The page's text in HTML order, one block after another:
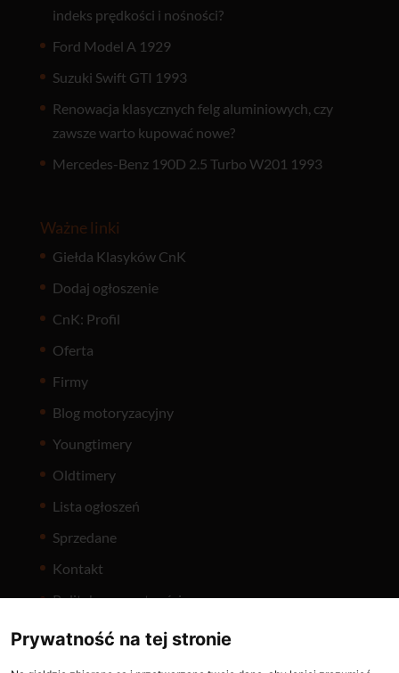
indeks prędkości i nośności?
Ford Model A 1929
Suzuki Swift GTI 1993
Renowacja klasycznych felg aluminiowych, czy
zawsze warto kupować nowe?
Mercedes-Benz 190D 2.5 Turbo W201 1993
Ważne linki
Giełda Klasyków CnK
Dodaj ogłoszenie
CnK: Profil
Oferta
Firmy
Blog motoryzacyjny
Youngtimery
Oldtimery
Lista ogłoszeń
Sprzedane
Kontakt
Polityka prywatności
Prywatność na tej stronie